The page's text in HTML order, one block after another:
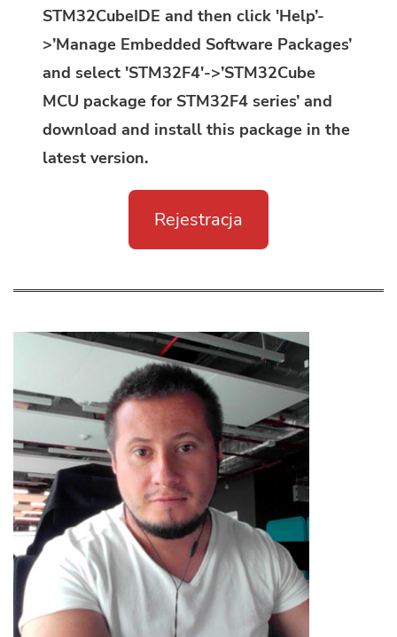
STM32CubeIDE and then click 'Help’-
>’Manage Embedded Software Packages’
and select 'STM32F4′->’STM32Cube
MCU package for STM32F4 series’ and
download and install this package in the
latest version.
Rejestracja